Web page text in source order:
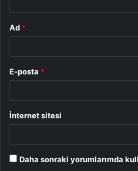
Ad *
E-posta *
İnternet sitesi
Daha sonraki yorumlarımda